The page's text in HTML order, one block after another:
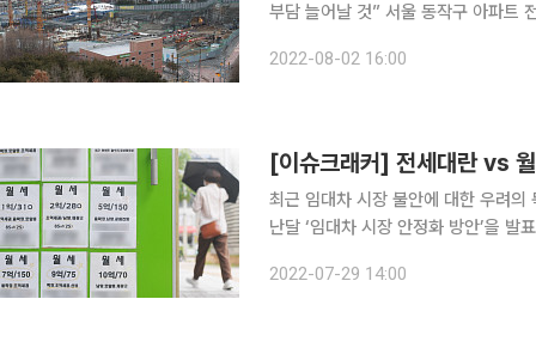
부담 늘어날 것” 서울 동작구 아파트 전셋값이 들썩이고 있다. 흑석뉴타운과 노량진뉴타운 재개발
세 물량이 시장에 풀리면서 일대 임대
2022-08-02 16:00
[이슈크래커] 전세대란 vs
최근 임대차 시장 불안에 대한 우려
난달 ‘임대차 시장 안정화 방안’을 발
2022-07-29 14:00